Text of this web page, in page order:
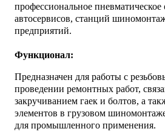
профессиональное пневматическое
автосервисов, станций
предприятий.
Функционал:
Предназначен для работы с
проведении ремонтных работ,
закручиванием гаек и болтов, а
элементов в грузовом
для промышленного применения.